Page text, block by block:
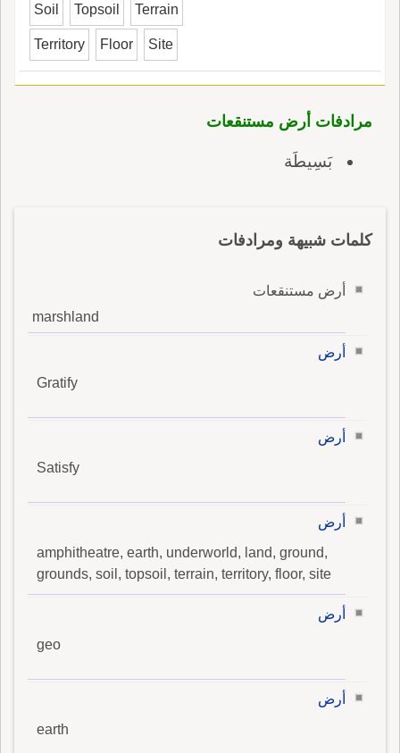
Soil Topsoil Terrain
Territory Floor Site
مرادفات أرض مستنقعات
بَسِيطَة
كلمات شبيهة ومرادفات
أرض مستنقعات
marshland
أرض
Gratify
أرض
Satisfy
أرض
amphitheatre, earth, underworld, land, ground,
grounds, soil, topsoil, terrain, territory, floor, site
أرض
geo
أرض
earth